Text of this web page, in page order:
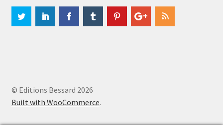
© Editions Bessard 2026
Built with WooCommerce.